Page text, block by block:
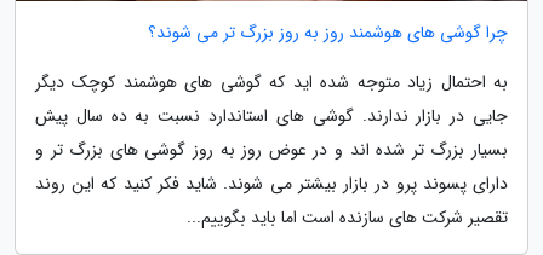
چرا گوشی های هوشمند روز به روز بزرگ تر می شوند؟
به احتمال زیاد متوجه شده اید که گوشی های هوشمند کوچک دیگر
جایی در بازار ندارند. گوشی های استاندارد نسبت به ده سال پیش
بسیار بزرگ تر شده اند و در عوض روز به روز گوشی های بزرگ تر و
دارای پسوند پرو در بازار بیشتر می شوند. شاید فکر کنید که این روند
تقصیر شرکت های سازنده است اما باید بگوییم...